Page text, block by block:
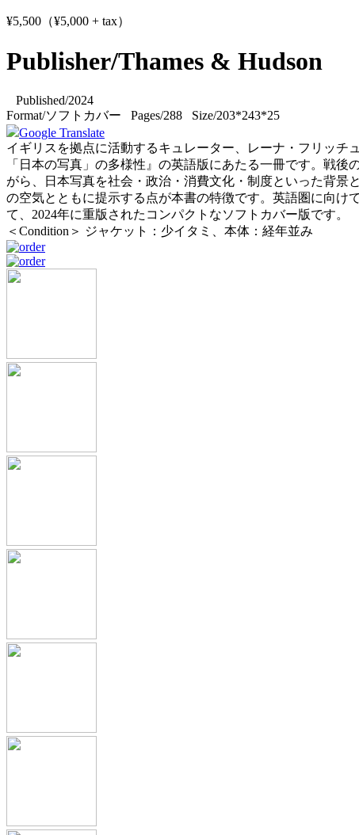
¥5,500（¥5,000 + tax）
Publisher/Thames & Hudson
Published/2024
Format/ソフトカバー Pages/288 Size/203*243*25
Google Translate
イギリスを拠点に活動するキュレーター、レーナ・フリッチュ
「日本の写真」の多様性』の英語版にあたる一冊です。戦
がら、日本写真を社会・政治・消費文化・制度といった背
の空気とともに提示する点が本書の特徴です。英語圏に向け
て、2024年に重版されたコンパクトなソフトカバー版です。
＜Condition＞ ジャケット：少イタミ、本体：経年並み